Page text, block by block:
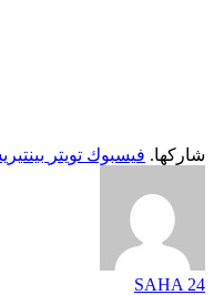
شاركها. فيسبوك تويتر
SAHA 24